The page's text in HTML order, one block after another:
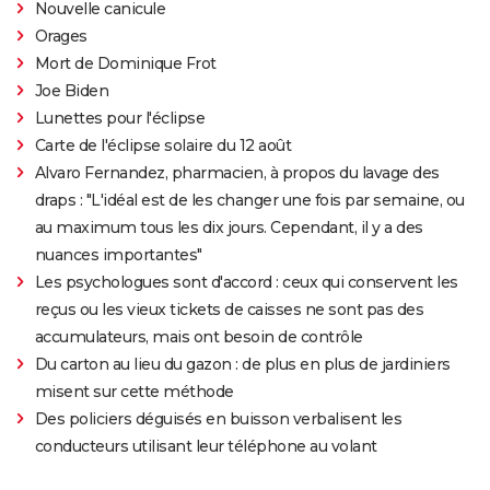
Nouvelle canicule
Orages
Mort de Dominique Frot
Joe Biden
Lunettes pour l'éclipse
Carte de l'éclipse solaire du 12 août
Alvaro Fernandez, pharmacien, à propos du lavage des
draps : "L'idéal est de les changer une fois par semaine, ou
au maximum tous les dix jours. Cependant, il y a des
nuances importantes"
Les psychologues sont d'accord : ceux qui conservent les
reçus ou les vieux tickets de caisses ne sont pas des
accumulateurs, mais ont besoin de contrôle
Du carton au lieu du gazon : de plus en plus de jardiniers
misent sur cette méthode
Des policiers déguisés en buisson verbalisent les
conducteurs utilisant leur téléphone au volant